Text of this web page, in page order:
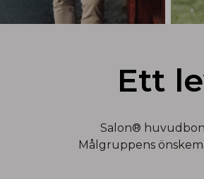
Ett
Salon®
Målgruppens